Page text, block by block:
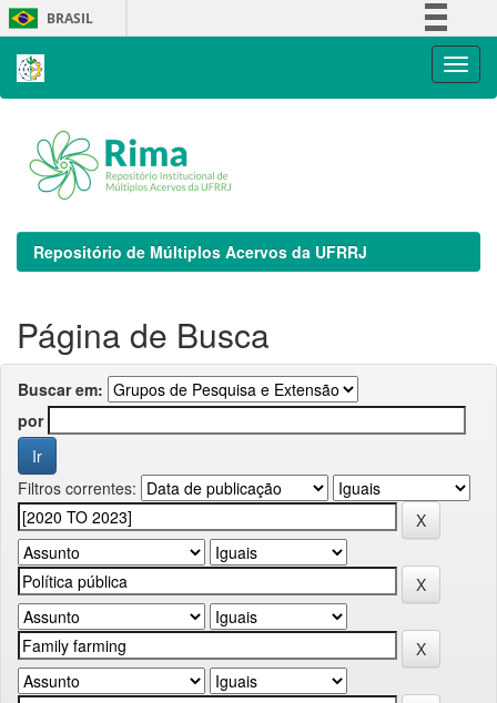
Skip
navigation
BRASIL
Repositório de Múltiplos Acervos da UFRRJ
Página de Busca
Buscar em:
por
Filtros correntes: